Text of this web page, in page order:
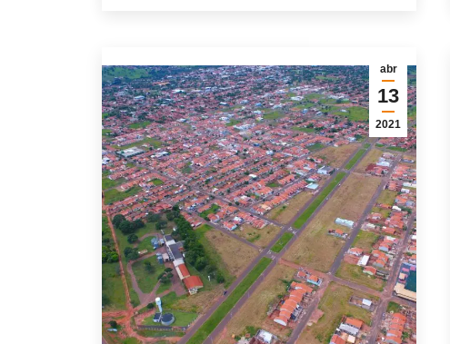
abr
13
2021